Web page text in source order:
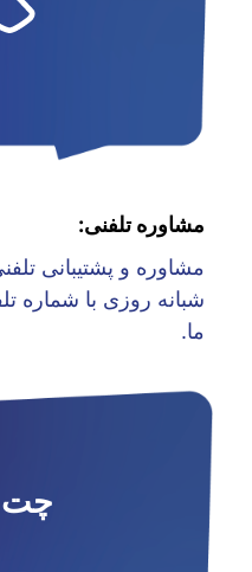
مشاوره تلفنی:
مشاوره و پشتیبانی
ما.
چت